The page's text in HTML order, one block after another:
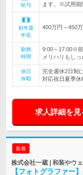
給与
ます。※試用期
初年度
年収
400万円～450
勤務
時間
9:00～17:00※
メリハリもし
休日
休暇
完全週休2日制
対応祝日夏季休
求人詳細を見
新着
株式会社一蔵 | 和装やウ
【フォトグラファー